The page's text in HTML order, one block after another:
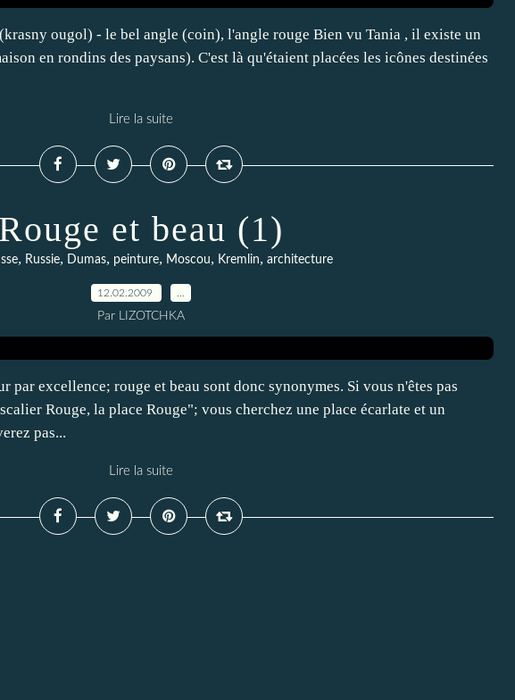
ougol) - le bel angle (coin), l'angle rouge Bien vu Tania , il existe un
en rondins des paysans). C'est là qu'étaient placées les icônes destinées
Lire la suite
Rouge et beau (1)
, Russie, Dumas, peinture, Moscou, Kremlin, architecture
12.02.2009
Par LIZOTCHKA
par excellence; rouge et beau sont donc synonymes. Si vous n'êtes pas
Rouge, la place Rouge"; vous cherchez une place écarlate et un
pas...
Lire la suite